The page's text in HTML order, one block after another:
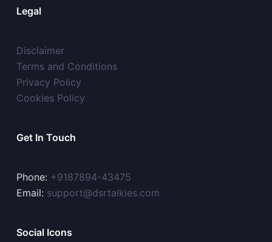
Legal
Disclaimer
Terms and Conditions
Privacy Policy
Cookies Policy
Get In Touch
Phone: +9187894-43475
Email: support@dsrtalkies.com
Social Icons